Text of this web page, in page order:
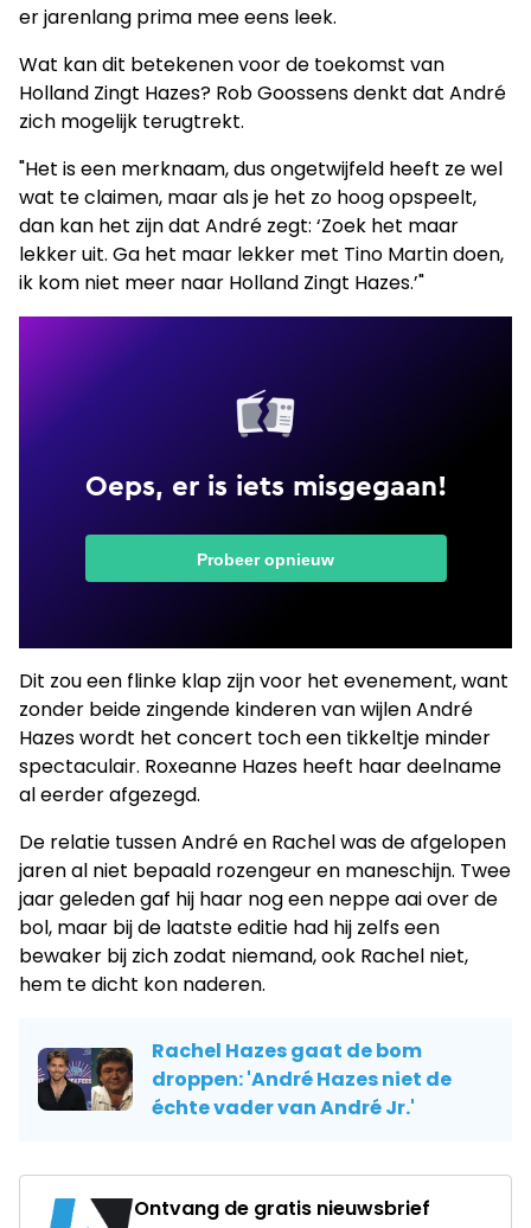
er jarenlang prima mee eens leek.
Wat kan dit betekenen voor de toekomst van
Holland Zingt Hazes? Rob Goossens denkt dat André
zich mogelijk terugtrekt.
"Het is een merknaam, dus ongetwijfeld heeft ze wel
wat te claimen, maar als je het zo hoog opspeelt,
dan kan het zijn dat André zegt: ‘Zoek het maar
lekker uit. Ga het maar lekker met Tino Martin doen,
ik kom niet meer naar Holland Zingt Hazes.’"
Dit zou een flinke klap zijn voor het evenement, want
zonder beide zingende kinderen van wijlen André
Hazes wordt het concert toch een tikkeltje minder
spectaculair. Roxeanne Hazes heeft haar deelname
al eerder afgezegd.
De relatie tussen André en Rachel was de afgelopen
jaren al niet bepaald rozengeur en maneschijn. Twee
jaar geleden gaf hij haar nog een neppe aai over de
bol, maar bij de laatste editie had hij zelfs een
bewaker bij zich zodat niemand, ook Rachel niet,
hem te dicht kon naderen.
Rachel Hazes gaat de bom
droppen: 'André Hazes niet de
échte vader van André Jr.'
Ontvang de gratis nieuwsbrief